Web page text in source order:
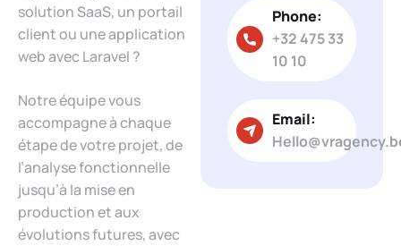
solution SaaS, un portail
client ou une application
web avec Laravel ?
Notre équipe vous
accompagne à chaque
étape de votre projet, de
l’analyse fonctionnelle
jusqu’à la mise en
production et aux
évolutions futures, avec
Phone:
+32 475 33
10 10
Email: